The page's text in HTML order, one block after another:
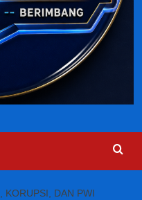
KORUPSI, DAN PWI